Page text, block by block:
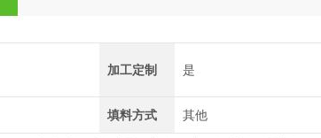
加工定制 是
填料方式 其他